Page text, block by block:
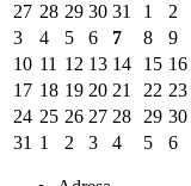
27 28 29 30 31 1
2
3
4 5 6 7 8
9
10 11 12 13 14 15 16
17 18 19 20 21 22 23
24 25 26 27 28 29 30
31 1 2 3 4 5 6